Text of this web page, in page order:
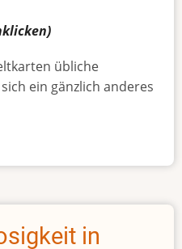
übliche
ein gänzlich anderes
in